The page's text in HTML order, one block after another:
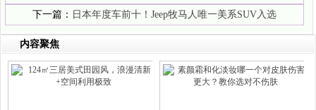
下一篇： 日本年度车前十！Jeep牧马人唯一美系SUV入选
内容聚焦